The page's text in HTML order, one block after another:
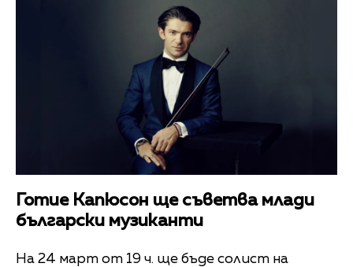
Готие Капюсон ще съветва млади
български музиканти
На 24 март от 19 ч. ще бъде солист на